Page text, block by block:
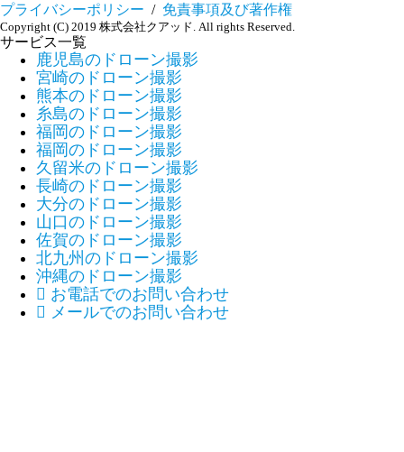
プライバシーポリシー / 免責事項及び著作権
Copyright (C) 2019 株式会社クアッド. All rights Reserved.
サービス一覧
鹿児島のドローン撮影
宮崎のドローン撮影
熊本のドローン撮影
糸島のドローン撮影
福岡のドローン撮影
福岡のドローン撮影
久留米のドローン撮影
長崎のドローン撮影
大分のドローン撮影
山口のドローン撮影
佐賀のドローン撮影
北九州のドローン撮影
沖縄のドローン撮影
 お電話でのお問い合わせ
 メールでのお問い合わせ